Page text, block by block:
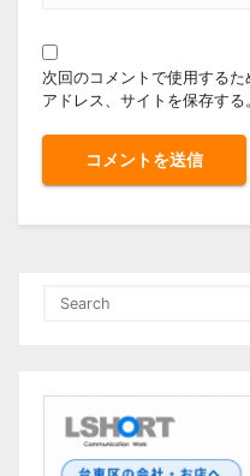
次回のコメントで使用する
アドレス、サイトを保存する